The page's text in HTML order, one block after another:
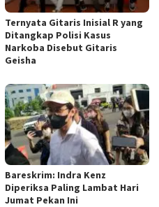
Ternyata Gitaris Inisial R yang
Ditangkap Polisi Kasus
Narkoba Disebut Gitaris
Geisha
Bareskrim: Indra Kenz
Diperiksa Paling Lambat Hari
Jumat Pekan Ini